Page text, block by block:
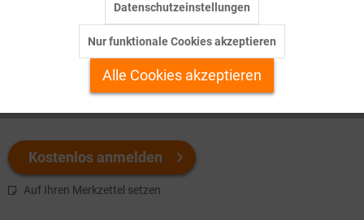
Welchen Download brauchen Sie?
Kostenlos anmelden
Auf Ihren Merkzettel setzen
Personalisierung Inaktiv
Service
Datenschutzeinstellungen
Nur funktionale Cookies akzeptieren
Alle Cookies akzeptieren